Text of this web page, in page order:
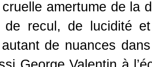
amertume de la
de recul, de lucidité
de nuances